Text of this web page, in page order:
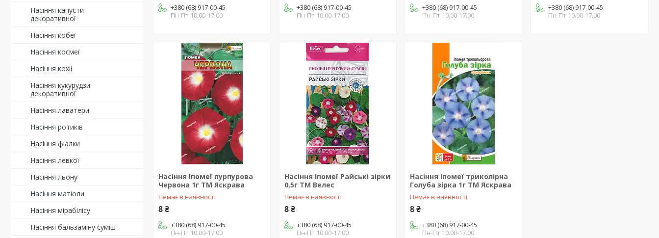
Насіння капусти
декоративної
Насіння кобеї
Насіння космеї
Насіння кохіі
Насіння кукурудзи
декоративної
Насіння лаватери
Насіння ротиків
Насіння фіалки
Насіння левкої
Насіння льону
Насіння матіоли
Насіння мірабілісу
Насіння бальзаміну суміш
+380 (68) 917-00-45
Пн-Пт 10.00-17.00
+380 (68) 917-00-45
Пн-Пт 10.00-17.00
+380 (68) 917-00-45
Пн-Пт 10.00-17.00
+380 (68) 917-00-45
Пн-Пт 10.00-17.00
Насіння Іпомеї пурпурова
Червона 1г ТМ Яскрава
Немає в наявності
8 ₴
+380 (68) 917-00-45
Пн-Пт 10.00-17.00
Насіння Іпомеї Райські зірки
0,5г ТМ Велес
Немає в наявності
8 ₴
+380 (68) 917-00-45
Пн-Пт 10.00-17.00
Насіння Іпомеї триколірна
Голуба зірка 1г ТМ Яскрава
Немає в наявності
8 ₴
+380 (68) 917-00-45
Пн-Пт 10.00-17.00